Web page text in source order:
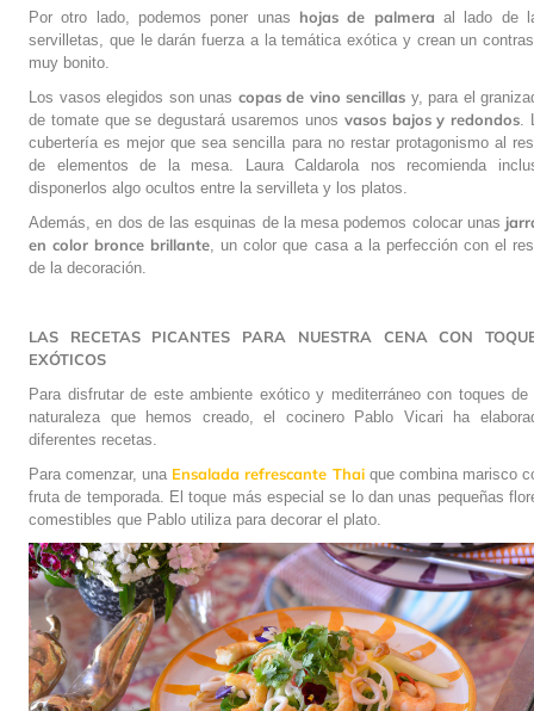
Por otro lado, podemos poner unas hojas de palmera al lado de
servilletas, que le darán fuerza a la temática exótica y crean un
muy bonito.
Los vasos elegidos son unas copas de vino sencillas y, para el
de tomate que se degustará usaremos unos vasos bajos y redondos.
cubertería es mejor que sea sencilla para no restar protagonismo al
de elementos de la mesa. Laura Caldarola nos recomienda
disponerlos algo ocultos entre la servilleta y los platos.
Además, en dos de las esquinas de la mesa podemos colocar unas
en color bronce brillante, un color que casa a la perfección con el
de la decoración.
LAS RECETAS PICANTES PARA NUESTRA CENA CON
EXÓTICOS
Para disfrutar de este ambiente exótico y mediterráneo con toques de
naturaleza que hemos creado, el cocinero Pablo Vicari ha
diferentes recetas.
Para comenzar, una Ensalada refrescante Thaique combina marisco
fruta de temporada. El toque más especial se lo dan unas pequeñas
comestibles que Pablo utiliza para decorar el plato.